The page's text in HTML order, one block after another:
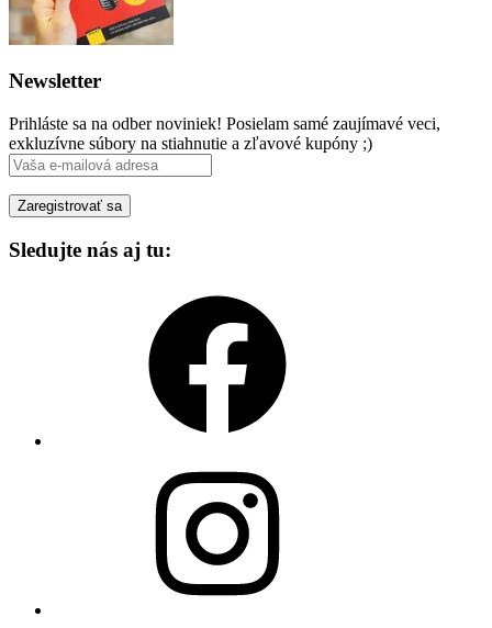
Newsletter
Prihláste sa na odber noviniek! Posielam samé zaujímavé veci,
exkluzívne súbory na stiahnutie a zľavové kupóny ;)
Sledujte nás aj tu: